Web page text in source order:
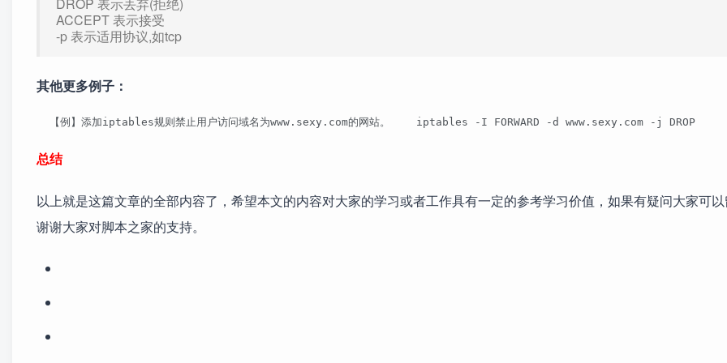
ACCEPT 表示接受
-p 表示适用协议,如tcp
其他更多例子：
【例】添加iptables规则禁止用户访问域名为www.sexy.com的网站。    iptables -I FORWARD -d www.sexy.com -j DROP
总结
以上就是这篇文章的全部内容了，希望本文的内容对大家的学习或者工作具有一定的参考学习价值，如果有疑问大家可
谢谢大家对脚本之家的支持。